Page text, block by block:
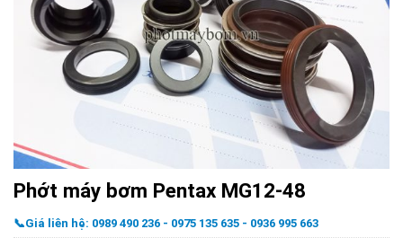
Phớt máy bơm Pentax MG12-48
📞Giá liên hệ: 0989 490 236 - 0975 135 635 - 0936 995 663